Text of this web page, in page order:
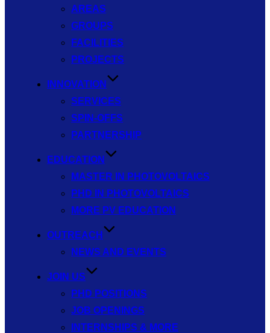
AREAS
GROUPS
FACILITIES
PROJECTS
INNOVATION
SERVICES
SPIN-OFFS
PARTNERSHIP
EDUCATION
MASTER IN PHOTOVOLTAICS
PHD IN PHOTOVOLTAICS
MORE PV EDUCATION
OUTREACH
NEWS AND EVENTS
JOIN US
PHD POSITIONS
JOB OPENINGS
INTERNSHIPS & MORE